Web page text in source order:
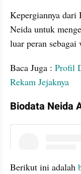
Kepergiannya
Neida untuk
luar peran sebagai
Baca Juga : Profil
Rekam Jejaknya
Biodata Neida
Berikut ini adalah